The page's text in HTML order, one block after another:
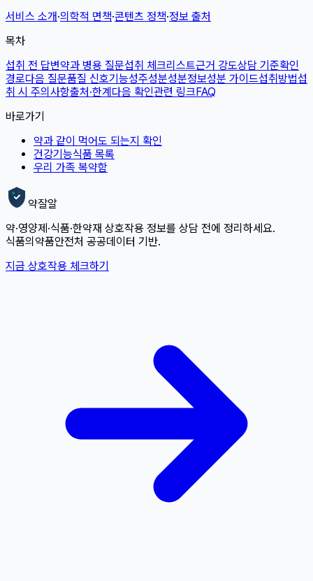
서비스 소개·의학적 면책·콘텐츠 정책·정보 출처
목차
섭취 전 답변약과 병용 질문섭취 체크리스트근거 강도상담 기준확인
경로다음 질문품질 신호기능성주성분성분정보성분 가이드섭취방법섭
취 시 주의사항출처·한계다음 확인관련 링크FAQ
바로가기
약과 같이 먹어도 되는지 확인
건강기능식품 목록
우리 가족 복약함
약잘알
약·영양제·식품·한약재 상호작용 정보를 상담 전에 정리하세요.
식품의약품안전처 공공데이터 기반.
지금 상호작용 체크하기